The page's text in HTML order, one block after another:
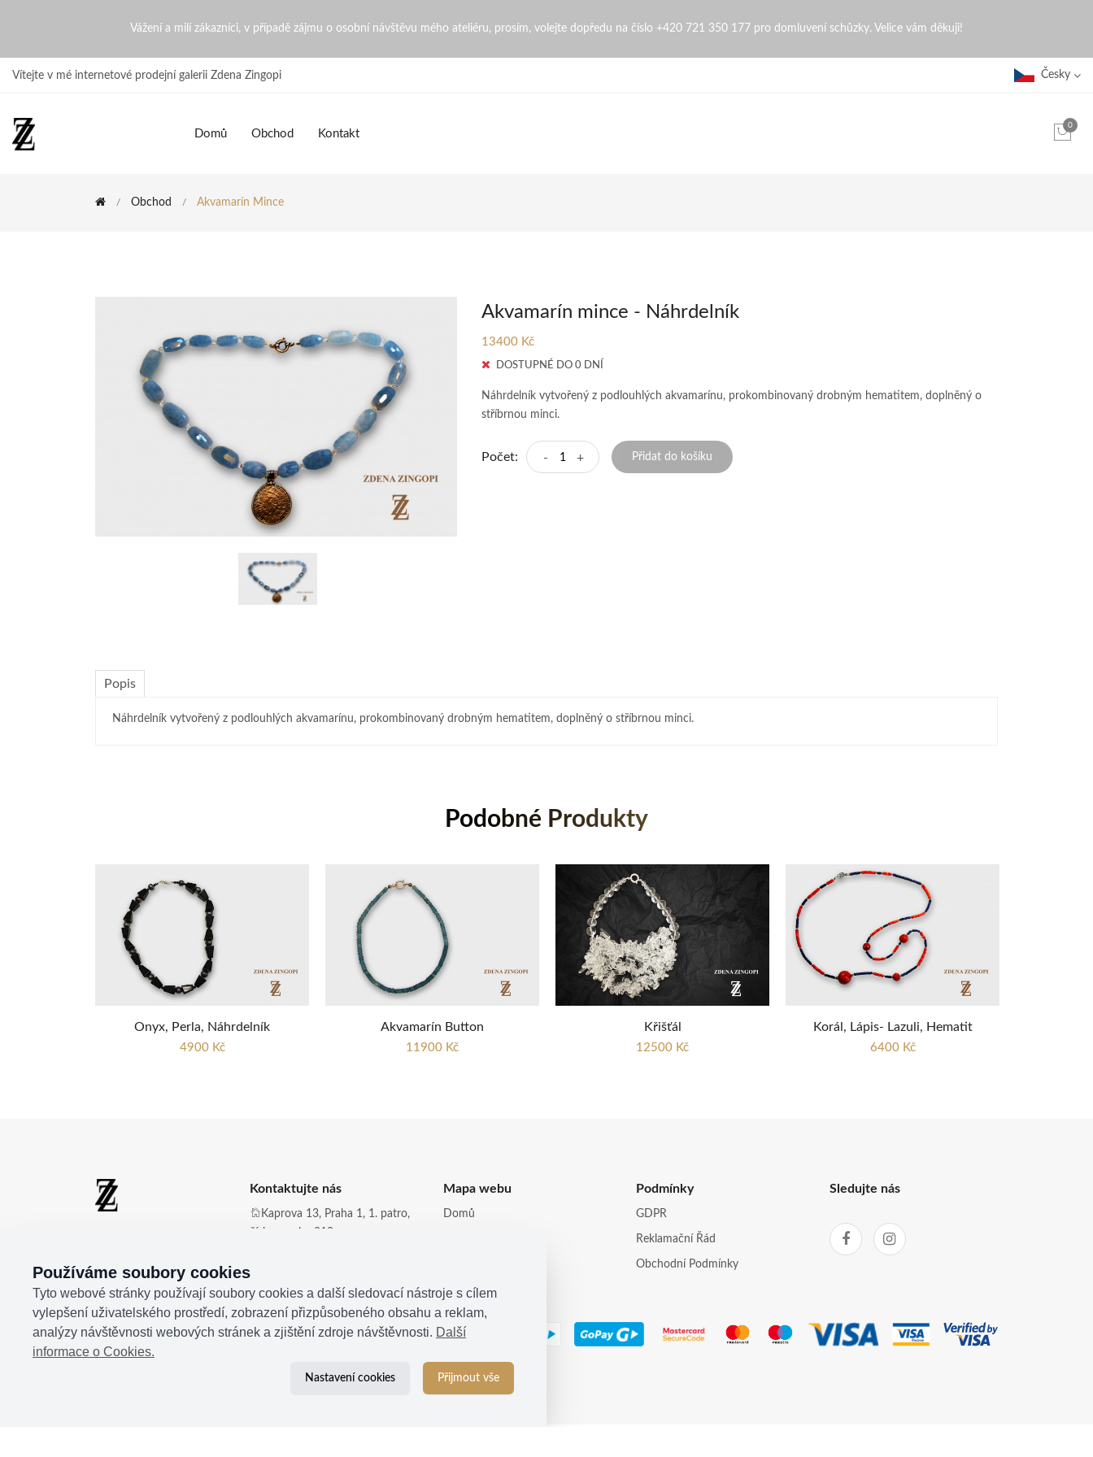
Akvamarín mince | ZdenaZingopi
Vážení a milí zákazníci, v případě zájmu o osobní návštěvu mého ateliéru, prosím, volejte dopředu na číslo +420 721 350 177 pro domluvení schůzky. Velice vám děkuji!
Vítejte v mé internetové prodejní galerii Zdena Zingopi Česky
Domů Obchod Kontakt
0
Obchod Akvamarín Mince
Akvamarín mince - Náhrdelník
13400 Kč
DOSTUPNÉ DO 0 DNÍ
Náhrdelník vytvořený z podlouhlých akvamarínu, prokombinovaný drobným hematitem, doplněný o
stříbrnou minci.
Počet: - + Přidat do košíku
Popis
Náhrdelník vytvořený z podlouhlých akvamarínu, prokombinovaný drobným hematitem, doplněný o stříbrnou minci.
Podobné Produkty
Onyx, Perla, Náhrdelník
4900 Kč
Akvamarín Button
11900 Kč
Křišťál
12500 Kč
Korál, Lápis- Lazuli, Hematit
6400 Kč
Kontaktujte nás
Kaprova 13, Praha 1, 1. patro,
Mapa webu
Domů
Podmínky
GDPR
Reklamační Řád
Obchodní Podmínky
Sledujte nás
Používáme soubory cookies
Tyto webové stránky používají soubory cookies a další sledovací nástroje s cílem
vylepšení uživatelského prostředí, zobrazení přizpůsobeného obsahu a reklam,
analýzy návštěvnosti webových stránek a zjištění zdroje návštěvnosti. Další
informace o Cookies.
Nastavení cookies Přijmout vše